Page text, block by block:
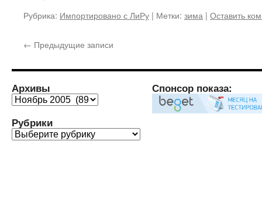
Рубрика: Импортировано с ЛиРу | Метки: зима | Оставить
← Предыдущие записи
Архивы
Архивы
Рубрики
Рубрики
Спонсор показа: